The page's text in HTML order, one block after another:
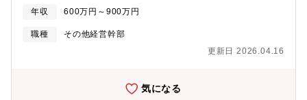
職種変更なし（地域限定・スペシャリスト職）・保険会社経験者
して関われる当社総合職のような転居を伴う異動はなく、「東京
で腰を据えて、専門性を活かしたい方」に最適なポジションで
険契約数・事故対応件数ともに年々増加しています。お客様によ
うえで、チームのパフォーマンスを分析し必要に応じて改善計画
を提案・実施■請求可能時間のデータ収集、予測、予算編成■ 担当
チームのパフォーマンス・就業管理、トレーニング関連業務など
プロジェクトの課題解決業務■ クライアントのビジネスレビュー
年収 600万円～900万円
職種
その他経営幹部
更新日 2026.04.16
気になる